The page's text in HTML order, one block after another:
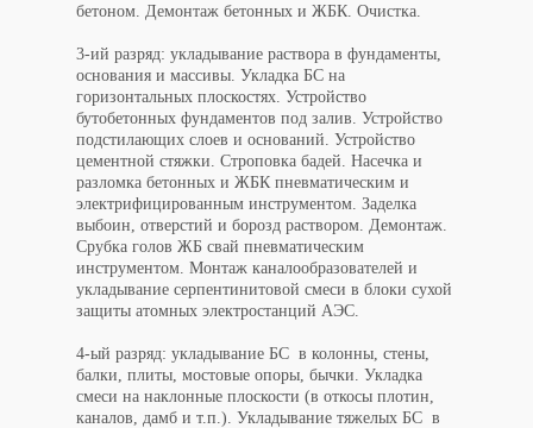
бетоном. Демонтаж бетонных и ЖБК. Очистка.
3-ий разряд: укладывание раствора в фундаменты,
основания и массивы. Укладка БС на
горизонтальных плоскостях. Устройство
бутобетонных фундаментов под залив. Устройство
подстилающих слоев и оснований. Устройство
цементной стяжки. Строповка бадей. Насечка и
разломка бетонных и ЖБК пневматическим и
электрифицированным инструментом. Заделка
выбоин, отверстий и борозд раствором. Демонтаж.
Срубка голов ЖБ свай пневматическим
инструментом. Монтаж каналообразователей и
укладывание серпентинитовой смеси в блоки сухой
защиты атомных электростанций АЭС.
4-ый разряд: укладывание БС в колонны, стены,
балки, плиты, мостовые опоры, бычки. Укладка
смеси на наклонные плоскости (в откосы плотин,
каналов, дамб и т.п.). Укладывание тяжелых БС в